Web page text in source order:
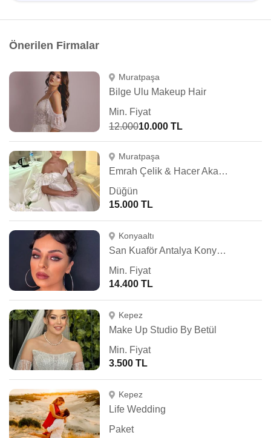
Önerilen Firmalar
Muratpaşa
Bilge Ulu Makeup Hair
Min. Fiyat
12.00010.000 TL
Muratpaşa
Emrah Çelik & Hacer Akalan Hair & Makeup
Düğün
15.000 TL
Konyaaltı
San Kuaför Antalya Konyaaltı
Min. Fiyat
14.400 TL
Kepez
Make Up Studio By Betül
Min. Fiyat
3.500 TL
Kepez
Life Wedding
Paket